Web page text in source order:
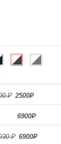
2500
6900
6900